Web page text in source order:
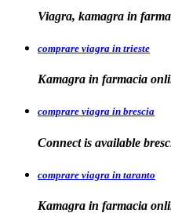
Viagra, kamagra in
comprare viagra in trieste
Kamagra in farmacia
comprare viagra in brescia
Connect is available
comprare viagra in taranto
Kamagra in farmacia